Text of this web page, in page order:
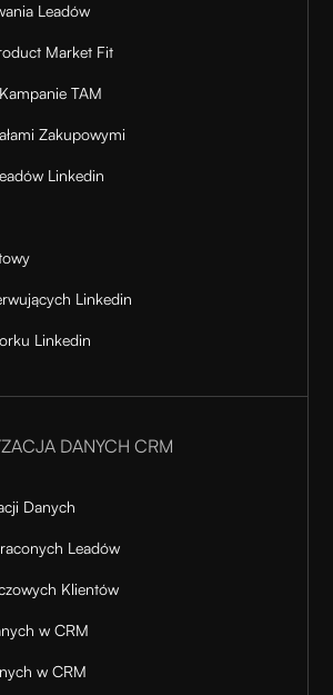
Leadów
Market Fit
TAM
Zakupowymi
Linkedin
Linkedin
Linkedin
DANYCH CRM
Danych
Leadów
Klientów
w CRM
w CRM